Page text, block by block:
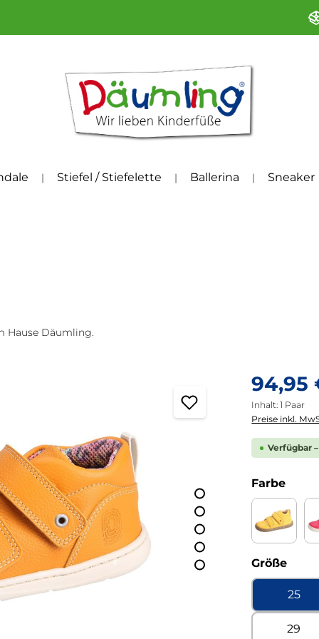
Stiefel / Stiefelette Ballerina Sneaker
Hause Däumling.
Regulärer
94,95
Inhalt:1 Paar
Preise inkl.
Verfügbar
Farbe
Größe
25
29